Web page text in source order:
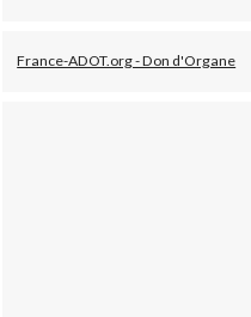
France-ADOT.org - Don d'Organe